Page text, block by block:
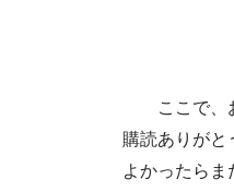
ここで、
購読ありがと
よかったらま